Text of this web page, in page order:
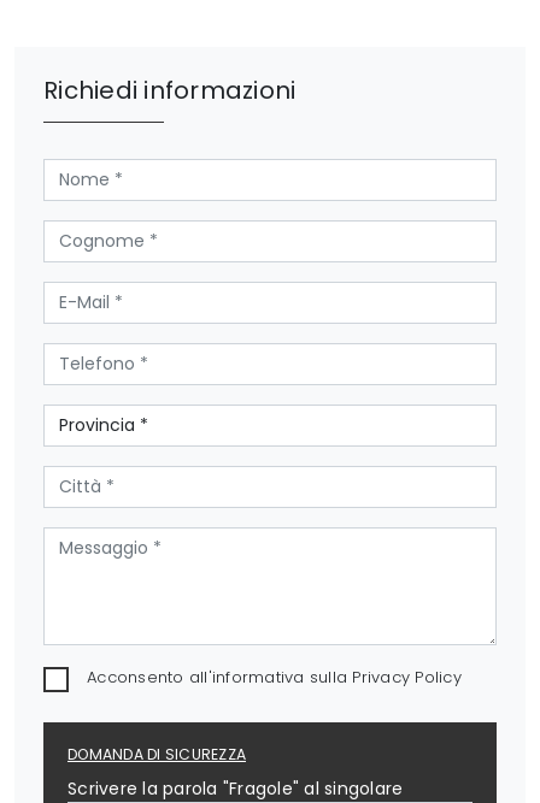
Richiedi informazioni
Acconsento all'informativa sulla Privacy Policy
DOMANDA DI SICUREZZA
Scrivere la parola "Fragole" al singolare